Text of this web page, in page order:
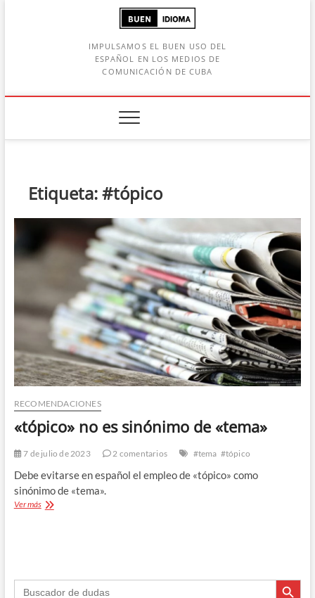
IMPULSAMOS EL BUEN USO DEL
ESPAÑOL EN LOS MEDIOS DE
COMUNICACIÓN DE CUBA
Etiqueta:#tópico
RECOMENDACIONES
«tópico» no es sinónimo de «tema»
7 de julio de 2023 2 comentarios #tema #tópico
Debe evitarse en español el empleo de «tópico» como
sinónimo de «tema».
Ver más«tópico»
Buscar: Botón de